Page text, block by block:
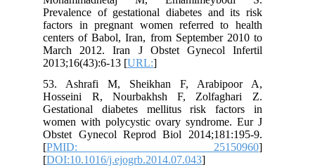
Prevalence of gestational diabetes and its risk
factors in pregnant women referred to health
centers of Babol, Iran, from September 2010 to
March 2012. Iran J Obstet Gynecol Infertil
2013;16(43):6-13 [URL:
53. Ashrafi M, Sheikhan F, Arabipoor A,
Hosseini R, Nourbakhsh F, Zolfaghari Z.
Gestational diabetes mellitus risk factors in
women with polycystic ovary syndrome. Eur J
Obstet Gynecol Reprod Biol 2014;181:195-9.
[PMID: 25150960
[DOI:10.1016/j.ejogrb.2014.07.043